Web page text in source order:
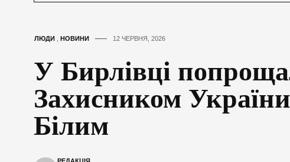
ЛЮДИ НОВИНИ 12 ЧЕРВНЯ, 2026
У Бирлівці
Захисником
Білим
РЕДАКЦІЯ